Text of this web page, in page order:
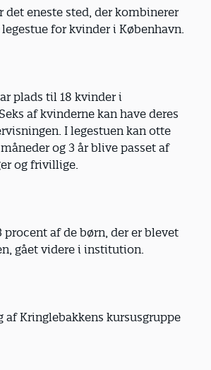
det eneste sted, der kombinerer
for kvinder i København.
plads til 18 kvinder i
af kvinderne kan have deres
I legestuen kan otte
og 3 år blive passet af
og frivillige.
procent af de børn, der er blevet
gået videre i institution.
af Kringlebakkens kursusgruppe